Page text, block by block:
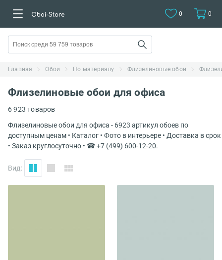
0 0
Главная Обои По материалу Флизелиновые обои
Флизелиновые обои для офиса
6 923 товаров
Флизелиновые обои для офиса - 6923 артикул обоев по
доступным ценам • Каталог • Фото в интерьере • Доставка в срок
• Заказ круглосуточно • ☎ +7 (499) 600-12-20.
Вид: